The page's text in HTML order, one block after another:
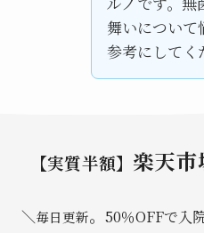
舞いについて
参考にしてく
【実質半額】 楽天
＼毎日更新。 50％OFFで入